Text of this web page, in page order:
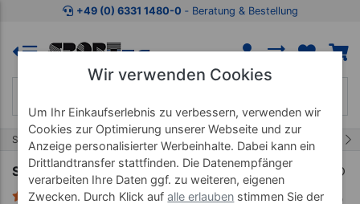
Zum Kaufbereich springen Zur Produktbeschreibung
+49 (0) 6331 1480-0 ‐ Beratung & Bestellung
Start Lehrmittel Anatomie-Hilfen 16/49
Sensibilitätsrad nach Wartenberg, 17 cm
2 Bewertungen
Wir verwenden Cookies
Um Ihr Einkaufserlebnis zu verbessern, verwenden wir
Cookies zur Optimierung unserer Webseite und zur
Anzeige personalisierter Werbeinhalte. Dabei kann ein
Drittlandtransfer stattfinden. Die Datenempfänger
verarbeiten Ihre Daten ggf. zu weiteren, eigenen
Zwecken. Durch Klick aufalle erlauben stimmen Sie der